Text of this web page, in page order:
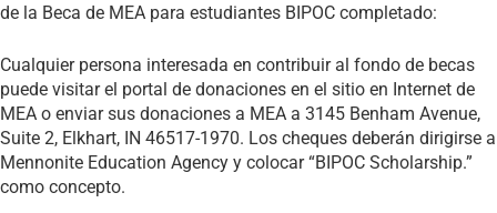
de la Beca de MEA para estudiantes BIPOC completado:
Cualquier persona interesada en contribuir al fondo de becas
puede visitar el portal de donaciones en el sitio en Internet de
MEA o enviar sus donaciones a MEA a 3145 Benham Avenue,
Suite 2, Elkhart, IN 46517-1970. Los cheques deberán dirigirse a
Mennonite Education Agency y colocar “BIPOC Scholarship.”
como concepto.